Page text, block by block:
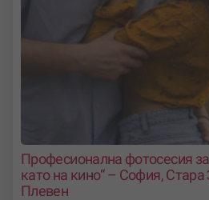
Професионална фотосесия
като на кино“ – София,
Плевен